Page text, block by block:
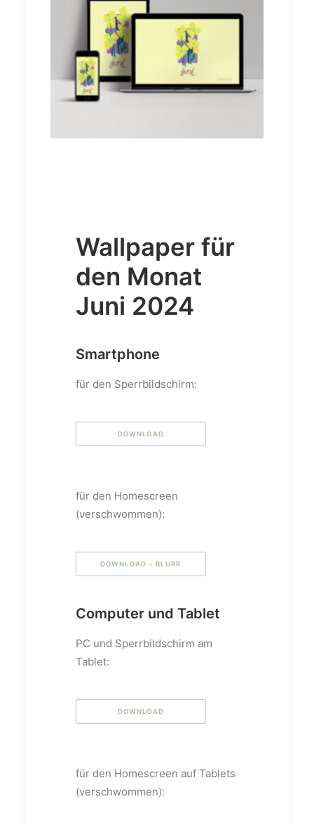
Wallpaper für
den Monat
Juni 2024
Smartphone
für den Sperrbildschirm:
DOWNLOAD
für den Homescreen
(verschwommen):
DOWNLOAD - BLURR
Computer und Tablet
PC und Sperrbildschirm am
Tablet:
DOWNLOAD
für den Homescreen auf Tablets
(verschwommen):